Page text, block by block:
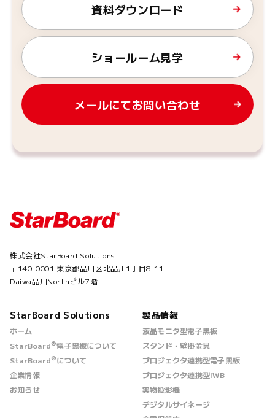
資料ダウンロード
ショールーム見学
メールにてお問い合わせ
株式会社StarBoard Solutions
〒140-0001 東京都品川区北品川1丁目8-11
Daiwa品川Northビル7階
StarBoard Solutions
ホーム
StarBoard®電子黒板について
StarBoard®について
企業情報
お知らせ
製品情報
液晶モニタ型電子黒板
スタンド・壁掛金具
プロジェクタ連携型電子黒板
プロジェクタ連携型IWB
実物投影機
デジタルサイネージ